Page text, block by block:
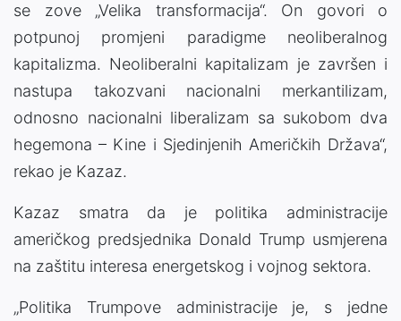
se zove „Velika transformacija“. On govori o
potpunoj promjeni paradigme neoliberalnog
kapitalizma. Neoliberalni kapitalizam je završen i
nastupa takozvani nacionalni merkantilizam,
odnosno nacionalni liberalizam sa sukobom dva
hegemona – Kine i Sjedinjenih Američkih Država“,
rekao je Kazaz.
Kazaz smatra da je politika administracije
američkog predsjednika Donald Trump usmjerena
na zaštitu interesa energetskog i vojnog sektora.
„Politika Trumpove administracije je, s jedne